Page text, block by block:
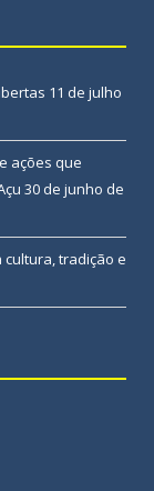
11 de julho
ações que
30 de junho de
tradição e